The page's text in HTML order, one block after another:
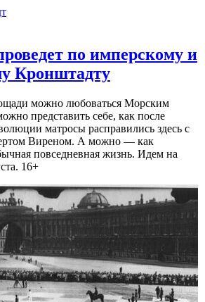
по имперскому и
Кронштадту
можно любоваться Морским
представить себе, как после
матросы расправились здесь с
Виреном. А можно — как
повседневная жизнь. Идем на
16+